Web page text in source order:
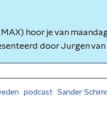
hoor je van
door Jurgen van
podcast Sander